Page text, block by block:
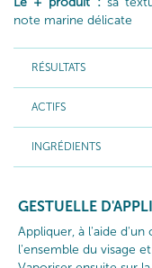
note marine délicate
RÉSULTATS
ACTIFS
INGRÉDIENTS
GESTUELLE
Appliquer, à l'aide
l'ensemble du visage